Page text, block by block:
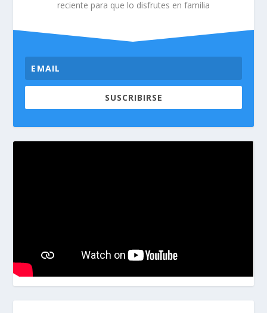
reciente para que lo disfrutes en familia
SUSCRIBIRSE